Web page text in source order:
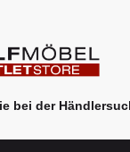
bei der